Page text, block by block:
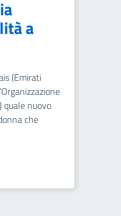
a
(Emirati
quale nuovo
che